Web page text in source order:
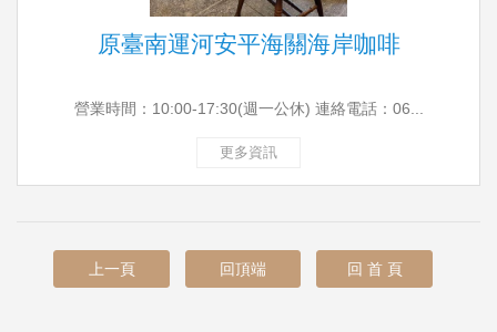
原臺南運河安平海關海岸咖啡
營業時間：10:00-17:30(週一公休) 連絡電話：06...
更多資訊
上一頁 回頂端 回 首 頁